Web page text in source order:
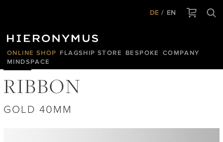
DE EN
ONLINE SHOP FLAGSHIP STORE BESPOKE
COMPANY
MINDSPACE
RIBBON
GOLD 40MM